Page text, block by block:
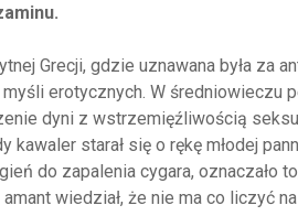
Grecji, gdzie uznawana była za
erotycznych. W średniowieczu
dyni z wstrzemięźliwością
starał się o rękę młodej
do zapalenia cygara, oznaczało
wiedział, że nie ma co liczyć